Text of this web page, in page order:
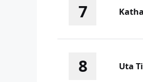
7
8 Uta